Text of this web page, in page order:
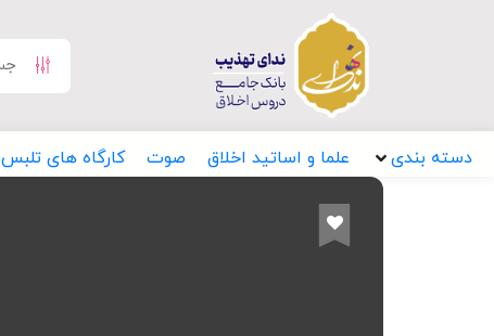
دسته بندی علما و اساتید اخلاق صوت کارگاه های تلبس